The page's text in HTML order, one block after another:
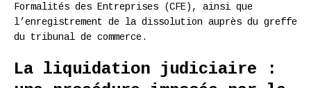
Formalités des Entreprises (CFE), ainsi que
l’enregistrement de la dissolution auprès du greffe
du tribunal de commerce.
La liquidation judiciaire :